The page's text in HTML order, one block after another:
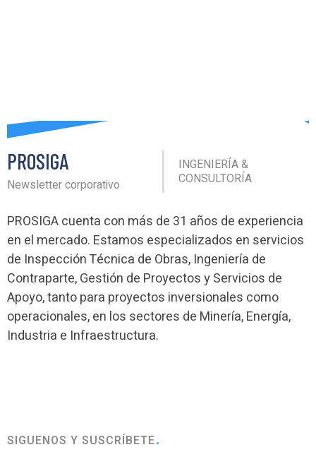
PROSIGA
Newsletter corporativo
INGENIERÍA &
CONSULTORÍA
PROSIGA cuenta con más de 31 años de experiencia
en el mercado. Estamos especializados en servicios
de Inspección Técnica de Obras, Ingeniería de
Contraparte, Gestión de Proyectos y Servicios de
Apoyo, tanto para proyectos inversionales como
operacionales, en los sectores de Minería, Energía,
Industria e Infraestructura.
SIGUENOS Y SUSCRÍBETE